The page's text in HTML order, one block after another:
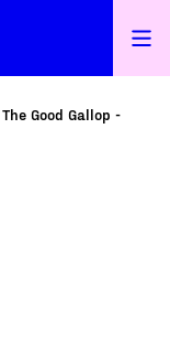
The Good Gallop -